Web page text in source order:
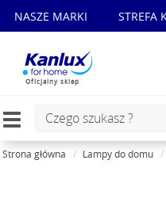
NASZE MARKI STREFA
Oficjalny sklep
Toggle
Strona główna Lampy do domu